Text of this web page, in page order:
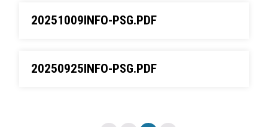
20251009INFO-PSG.PDF
20250925INFO-PSG.PDF